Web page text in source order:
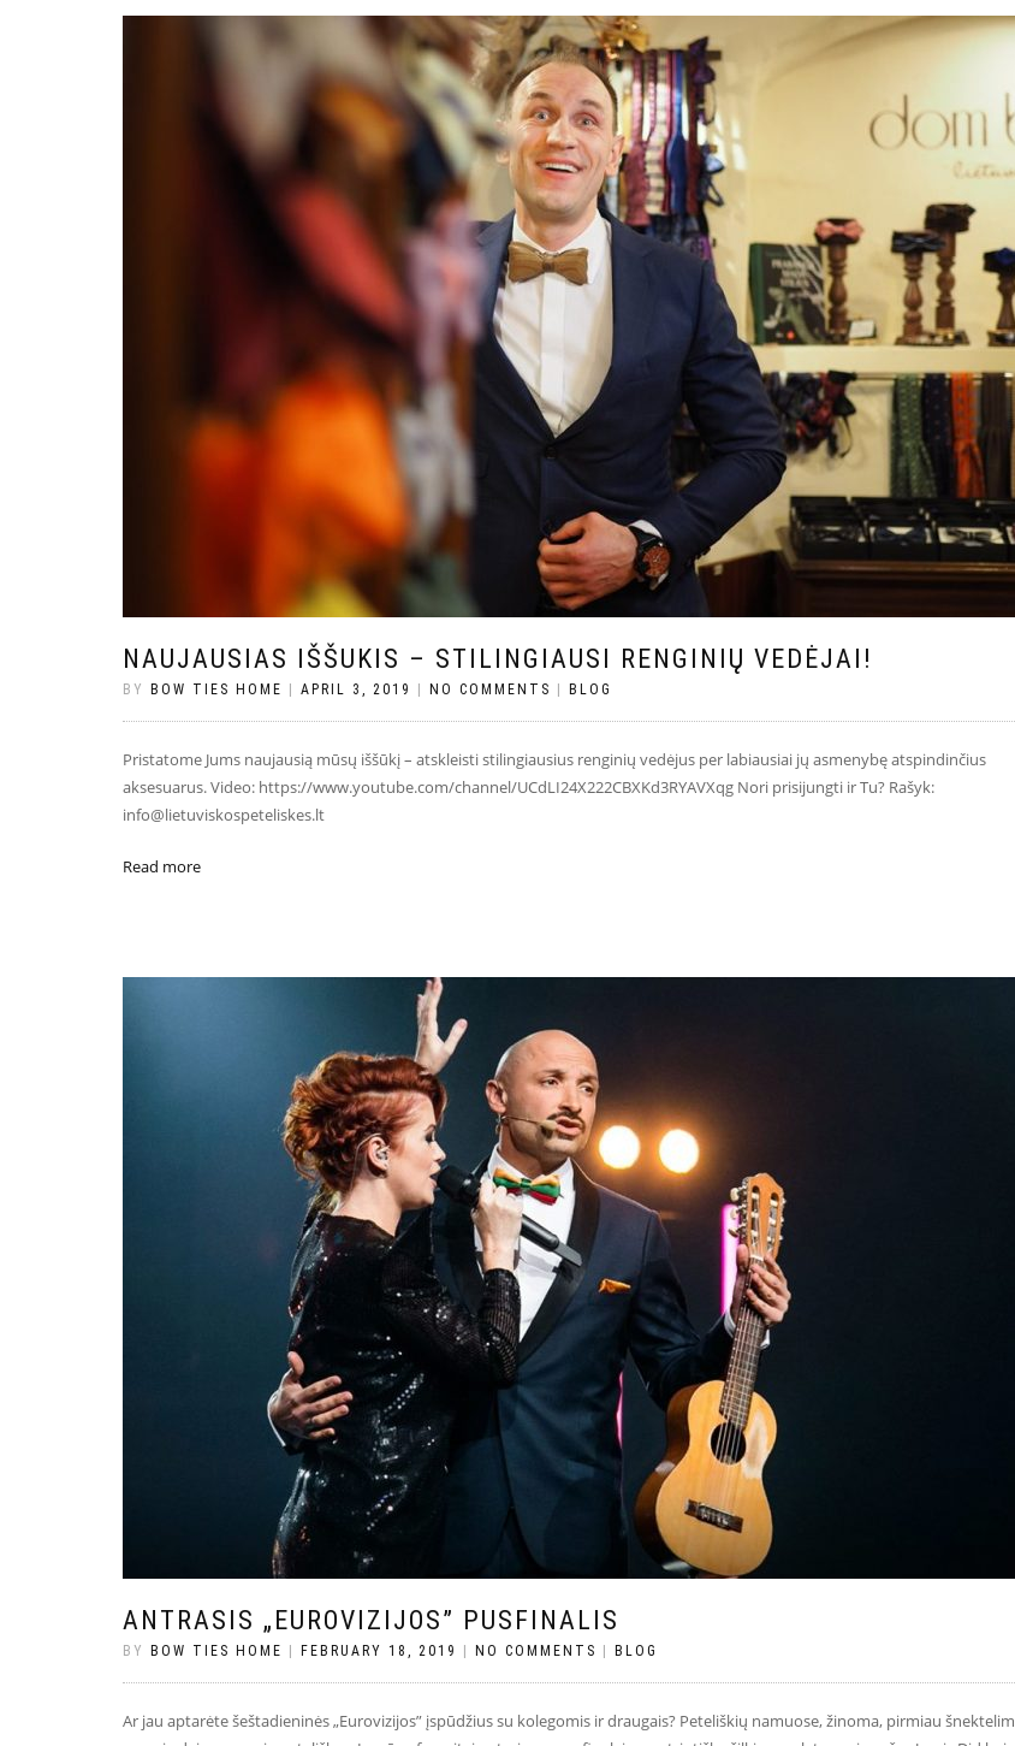
NAUJAUSIAS IŠŠUKIS – STILINGIAUSI RENGINIŲ VEDĖJAI!
BY BOW TIES HOME APRIL 3, 2019 NO COMMENTS BLOG
Pristatome Jums naujausią mūsų iššūkį – atskleisti stilingiausius renginių vedėjus per labiausiai jų asmenybę atspindinčius
aksesuarus. Video: https://www.youtube.com/channel/UCdLI24X222CBXKd3RYAVXqg Nori prisijungti ir Tu? Rašyk:
info@lietuviskospeteliskes.lt
Read more
ANTRASIS „EUROVIZIJOS” PUSFINALIS
BY BOW TIES HOME FEBRUARY 18, 2019 NO COMMENTS BLOG
Ar jau aptarėte šeštadieninės „Eurovizijos” įspūdžius su kolegomis ir draugais? Peteliškių namuose, žinoma, pirmiau šnektelim